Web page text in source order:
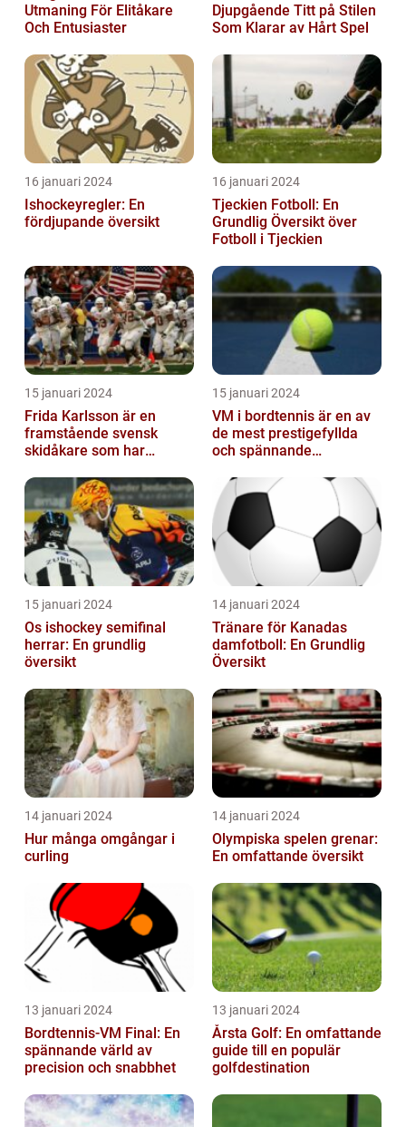
Utmaning För Elitåkare
Och Entusiaster
Djupgående Titt på Stilen
Som Klarar av Hårt Spel
16 januari 2024
Ishockeyregler: En
fördjupande översikt
16 januari 2024
Tjeckien Fotboll: En
Grundlig Översikt över
Fotboll i Tjeckien
15 januari 2024
Frida Karlsson är en
framstående svensk
skidåkare som har
med sin talang och pr...
15 januari 2024
VM i bordtennis är en av
de mest prestigefyllda
och spännande
sporten varje år
15 januari 2024
Os ishockey semifinal
herrar: En grundlig
översikt
14 januari 2024
Tränare för Kanadas
damfotboll: En Grundlig
Översikt
14 januari 2024
Hur många omgångar i
curling
14 januari 2024
Olympiska spelen grenar:
En omfattande översikt
13 januari 2024
Bordtennis-VM Final: En
spännande värld av
precision och snabbhet
13 januari 2024
Årsta Golf: En omfattande
guide till en populär
golfdestination